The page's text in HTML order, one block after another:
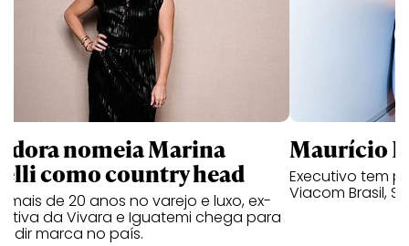
nomeia Marina
como country head
mais de 20 anos no varejo e luxo, ex-
da Vivara e Iguatemi chega para
marca no país.
Maurício
Executivo tem
Viacom Brasil,